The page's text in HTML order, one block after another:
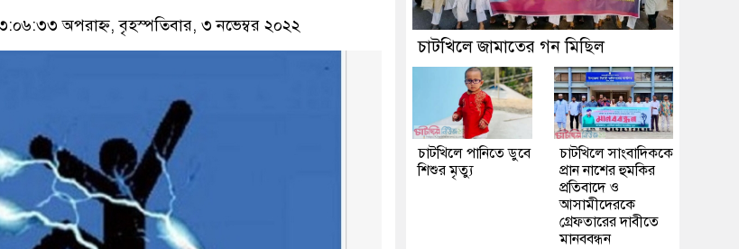
অপরাহ্ন, বৃহস্পতিবার, ৩ নভেম্বর ২০২২
চাটখিলে জামাতের গন মিছিল
চাটখিলে পানিতে ডুবে
শিশুর মৃত্যু
চাটখিলে সাংবাদিককে
প্রান নাশের হুমকির
প্রতিবাদে ও
আসামীদেরকে
গ্রেফতারের দাবীতে
মানববন্ধন